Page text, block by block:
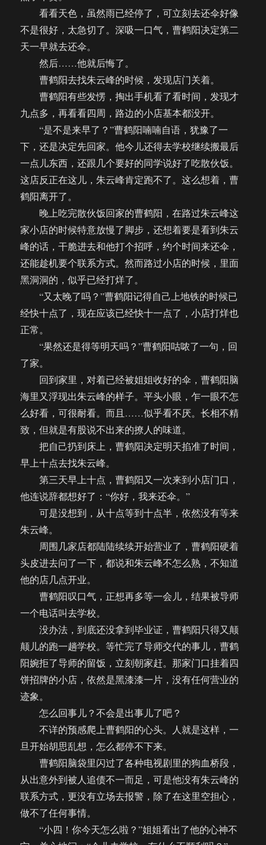
看看天色，虽然雨已经停了，可立刻去还伞好像
不是很好，太急切了。深吸一口气，曹鹤阳决定第二
天一早就去还伞。
然后……他就后悔了。
曹鹤阳去找朱云峰的时候，发现店门关着。
曹鹤阳有些发愣，掏出手机看了看时间，发现才
九点多，再看看四周，路边的小店基本都没开。
“是不是来早了？”曹鹤阳喃喃自语，犹豫了一
下，还是决定先回家。他今儿还得去学校继续搬最后
一点儿东西，还跟几个要好的同学说好了吃散伙饭。
这店反正在这儿，朱云峰肯定跑不了。这么想着，曹
鹤阳离开了。
晚上吃完散伙饭回家的曹鹤阳，在路过朱云峰这
家小店的时候特意放慢了脚步，还想着要是看到朱云
峰的话，干脆进去和他打个招呼，约个时间来还伞，
还能趁机要个联系方式。然而路过小店的时候，里面
黑洞洞的，似乎已经打烊了。
“又太晚了吗？”曹鹤阳记得自己上地铁的时候已
经快十点了，现在应该已经快十一点了，小店打烊也
正常。
“果然还是得等明天吗？”曹鹤阳咕哝了一句，回
了家。
回到家里，对着已经被姐姐收好的伞，曹鹤阳脑
海里又浮现出朱云峰的样子。平头小眼，乍一眼不怎
么好看，可很耐看。而且……似乎看不厌。长相不精
致，但就是有股说不出来的撩人的味道。
把自己扔到床上，曹鹤阳决定明天掐准了时间，
早上十点去找朱云峰。
第三天早上十点，曹鹤阳又一次来到小店门口，
他连说辞都想好了：“你好，我来还伞。”
可是没想到，从十点等到十点半，依然没有等来
朱云峰。
周围几家店都陆陆续续开始营业了，曹鹤阳硬着
头皮进去问了一下，都说和朱云峰不怎么熟，不知道
他的店几点开业。
曹鹤阳叹口气，正想再多等一会儿，结果被导师
一个电话叫去学校。
没办法，到底还没拿到毕业证，曹鹤阳只得又颠
颠儿的跑一趟学校。等忙完了导师交代的事儿，曹鹤
阳婉拒了导师的留饭，立刻朝家赶。那家门口挂着四
饼招牌的小店，依然是黑漆漆一片，没有任何营业的
迹象。
怎么回事儿？不会是出事儿了吧？
不详的预感爬上曹鹤阳的心头。人就是这样，一
旦开始胡思乱想，怎么都停不下来。
曹鹤阳脑袋里闪过了各种电视剧里的狗血桥段，
从出意外到被人追债不一而足，可是他没有朱云峰的
联系方式，更没有立场去报警，除了在这里空担心，
做不了任何事情。
“小四！你今天怎么啦？”姐姐看出了他的心神不